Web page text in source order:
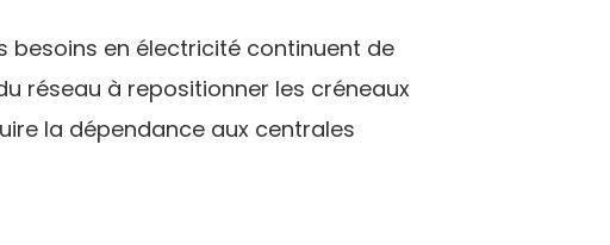
besoins en électricité continuent de
réseau à repositionner les créneaux
la dépendance aux centrales